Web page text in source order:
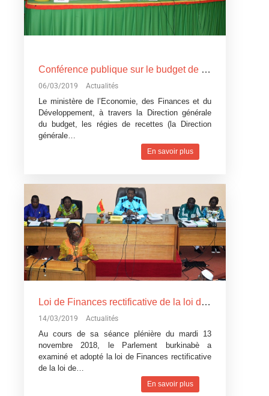
Conférence publique sur le budget de l’Etat, exercice 2019: Devoir de transparence vis-à-vis des citoyens burkinabè
06/03/2019 Actualités
Le ministère de l’Economie, des Finances et du
Développement, à travers la Direction générale
du budget, les régies de recettes (la Direction
générale…
En savoir plus
Loi de Finances rectificative de la loi de Finances pour l’exécution du budget 2018: Un réajustement pour tenir compte du contexte difficile
14/03/2019 Actualités
Au cours de sa séance plénière du mardi 13
novembre 2018, le Parlement burkinabè a
examiné et adopté la loi de Finances rectificative
de la loi de…
En savoir plus